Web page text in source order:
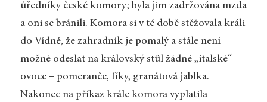
úředníky české komory; byla jim zadržována mzda
a oni se bránili. Komora si v té době stěžovala králi
do Vídně, že zahradník je pomalý a stále není
možné odeslat na královský stůl žádné „italské“
ovoce – pomeranče, fíky, granátová jablka.
Nakonec na příkaz krále komora vyplatila